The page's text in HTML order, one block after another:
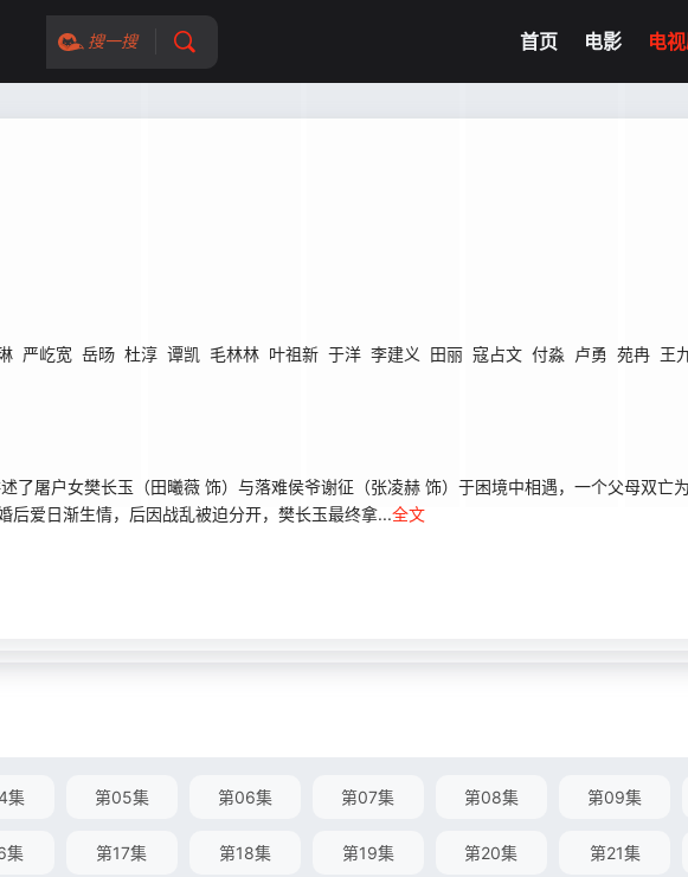
搜一搜 首页 电影 电
严屹宽 岳旸 杜淳 谭凯 毛林林 叶祖新 于洋 李建义 田丽 寇占文 付淼 卢勇 苑冉 王
了屠户女樊长玉（田曦薇 饰）与落难侯爷谢征（张凌赫 饰）于困境中相遇，一个父母双亡为
后爱日渐生情，后因战乱被迫分开，樊长玉最终拿...全文
集 第05集 第06集 第07集 第08集 第09集
集 第17集 第18集 第19集 第20集 第21集